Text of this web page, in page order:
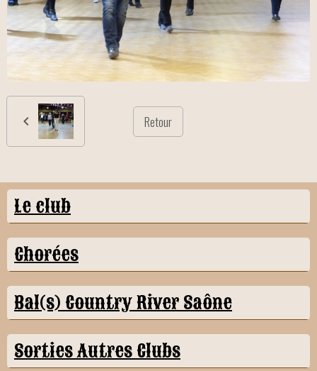
Retour
Le club
Chorées
Bal(s) Country River Saône
Sorties Autres Clubs